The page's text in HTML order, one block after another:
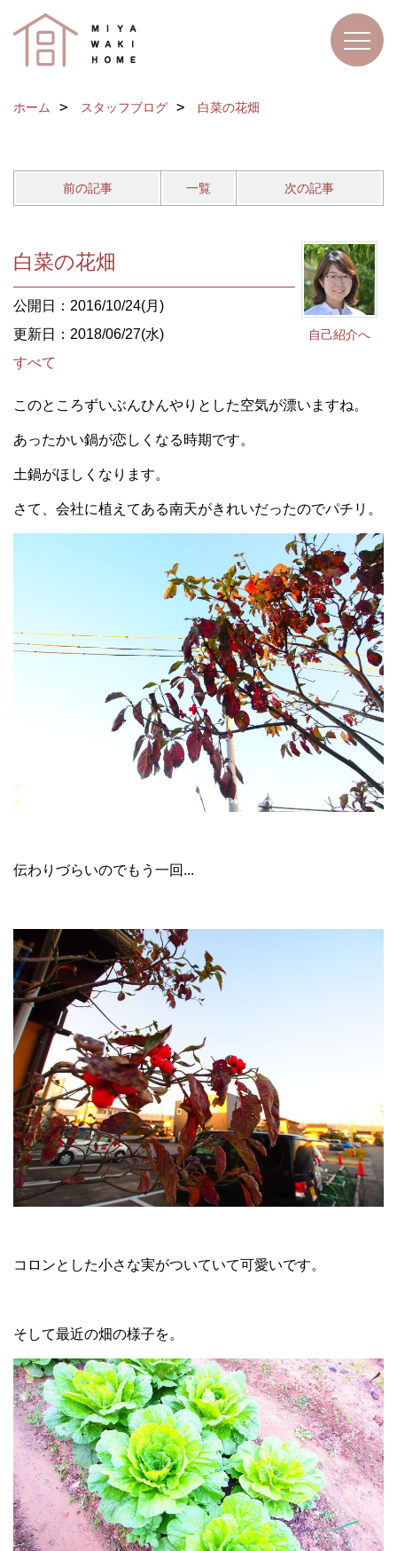
ホーム スタッフブログ 白菜の花畑
前の記事 一覧 次の記事
自己紹介へ
白菜の花畑
公開日：2016/10/24(月)
更新日：2018/06/27(水)
すべて
このところずいぶんひんやりとした空気が漂いますね。
あったかい鍋が恋しくなる時期です。
土鍋がほしくなります。
さて、会社に植えてある南天がきれいだったのでパチリ。
伝わりづらいのでもう一回...
コロンとした小さな実がついていて可愛いです。
そして最近の畑の様子を。